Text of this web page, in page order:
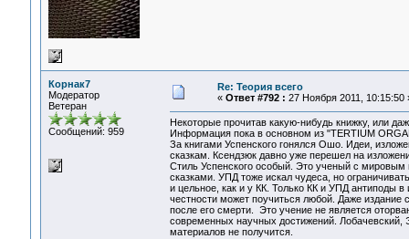
Корнак7
Модератор
Ветеран
Сообщений: 959
Re: Теория всего
« Ответ #792 : 27 Ноября 2011, 10:15:50
Некоторые прочитав какую-нибудь книжку, или
Информация пока в основном из "TERTIUM
За книгами Успенского гонялся Ошо. Идеи,
сказкам. Ксендзюк давно уже перешел на
Стиль Успенского особый. Это ученый с мировым
сказками. УПД тоже искал чудеса, но
и цельное, как и у КК. Только КК и УПД антиподы
честности может поучиться любой. Даже издание
после его смерти. Это учение не является
современных научных достижений. Лобачевский,
материалов не получится.